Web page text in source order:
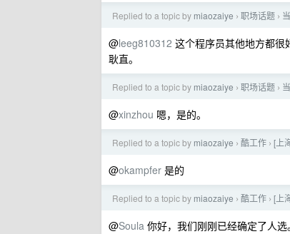
Replied to a topic by miaozaiye › 职场话题 ›
@leeg810312 这个程序员其他地方都很
耿直。
Replied to a topic by miaozaiye › 职场话题 ›
@xinzhou 嗯，是的。
Replied to a topic by miaozaiye › 酷工作 › [上
@okampfer 是的
Replied to a topic by miaozaiye › 酷工作 › [上
@Soula 你好，我们刚刚已经确定了人